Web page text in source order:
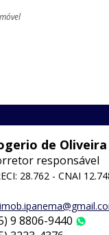
de Oliveira
responsável
28.762 - CNAI
9 8806-9440